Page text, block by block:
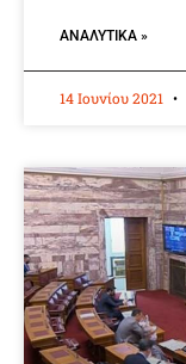
ΑΝΑΛΥΤΙΚΆ »
14 Ιουνίου 2021